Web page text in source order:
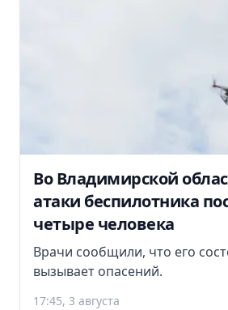
Во Владимирской
атаки беспилотника
четыре человека
Врачи сообщили, что его
вызывает опасений.
17:45, 3 августа